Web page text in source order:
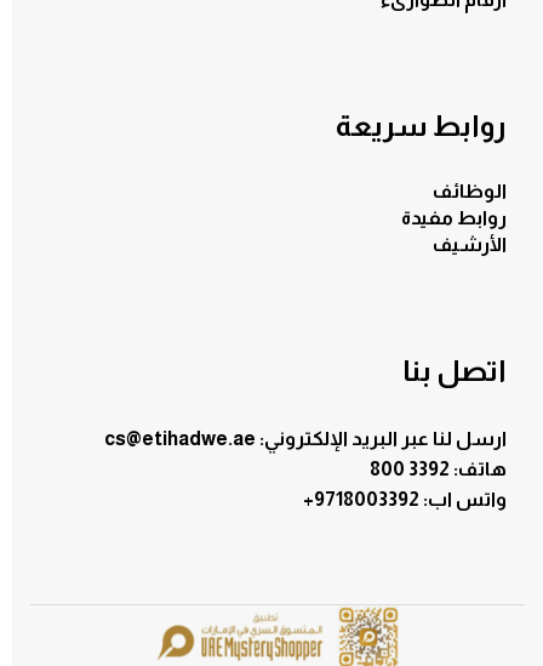
روابط سريعة
الوظائف
روابط مفيدة
الأرشيف
اتصل بنا
ارسل لنا عبر البريد الإلكتروني: cs@etihadwe.ae
هاتف: 3392 800
+9718003392 :واتس اب